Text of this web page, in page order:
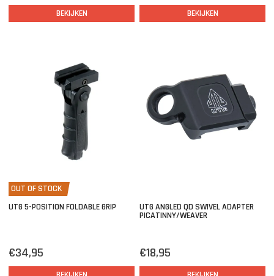
BEKIJKEN BEKIJKEN
OUT OF STOCK
UTG 5-POSITION FOLDABLE GRIP
€34,95
UTG ANGLED QD SWIVEL ADAPTER
PICATINNY/WEAVER
€18,95